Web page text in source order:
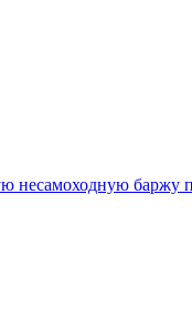
несамоходную баржу